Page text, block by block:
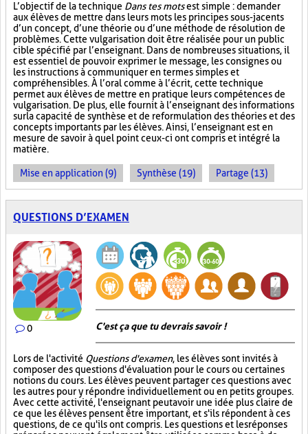
L’objectif de la technique Dans tes motsest simple : demander
aux élèves de mettre dans leurs mots les principes sous-jacents
d’un concept, d’une théorie ou d’une méthode de résolution de
problèmes. Cette vulgarisation doit être réalisée pour un public
cible spécifié par l’enseignant. Dans de nombreuses situations, il
est essentiel de pouvoir exprimer le message, les consignes ou
les instructions à communiquer en termes simples et
compréhensibles. À l’oral comme à l’écrit, cette technique
permet aux élèves de mettre en pratique leurs compétences de
vulgarisation. De plus, elle fournit à l’enseignant des informations
sur la capacité de synthèse et de reformulation des théories et des
concepts importants par les élèves. Ainsi, l’enseignant est en
mesure de savoir à quel point ceux-ci ont compris et intégré la
matière.
Mise en application (9) Synthèse (19) Partage (13)
QUESTIONS D’EXAMEN
0 C'est ça que tu devrais savoir !
Lors de l'activité Questions d'examen, les élèves sont invités à
composer des questions d'évaluation pour le cours ou certaines
notions du cours. Les élèves peuvent partager ces questions avec
les autres pour y répondre individuellement ou en petits groupes.
Avec cette activité, l'enseignant peut avoir une idée plus claire de
ce que les élèves pensent être important, et s'ils répondent à ces
questions, de ce qu'ils ont compris. Les questions et les réponses